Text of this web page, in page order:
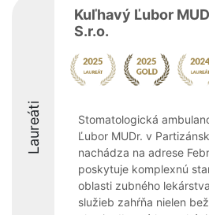
Laureáti
Kuľhavý Ľubor
S.r.o.
Stomatologická
Ľubor MUDr. v
nachádza na adrese
poskytuje komplexnú
oblasti zubného
služieb zahŕňa nielen